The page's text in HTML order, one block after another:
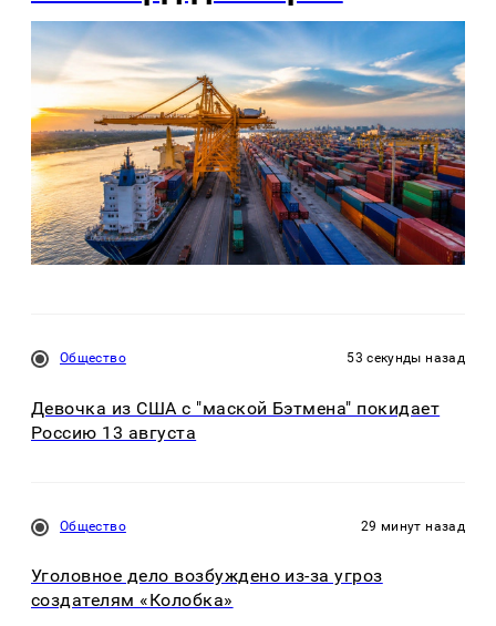
Общество 53 секунды назад
Девочка из США с "маской Бэтмена" покидает
Россию 13 августа
Общество 29 минут назад
Уголовное дело возбуждено из-за угроз
создателям «Колобка»